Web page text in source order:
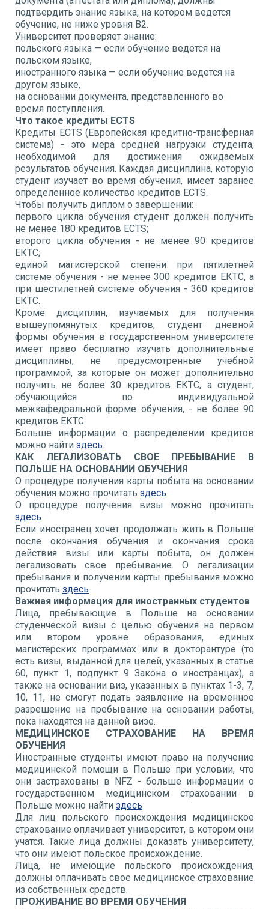
подтвердить знание языка, на котором ведется
обучение, не ниже уровня B2.
Университет проверяет знание:
польского языка — если обучение ведется на
польском языке,
иностранного языка — если обучение ведется на
другом языке,
на основании документа, представленного во
время поступления.
Что такое кредиты ECTS
Кредиты ECTS (Европейская кредитно-трансферная
система) - это мера средней нагрузки студента,
необходимой для достижения ожидаемых
результатов обучения. Каждая дисциплина, которую
студент изучает во время обучения, имеет заранее
определенное количество кредитов ECTS.
Чтобы получить диплом о завершении:
первого цикла обучения студент должен получить
не менее 180 кредитов ECTS;
второго цикла обучения - не менее 90 кредитов
ЕКТС;
единой магистерской степени при пятилетней
системе обучения - не менее 300 кредитов ЕКТС, а
при шестилетней системе обучения - 360 кредитов
ЕКТС.
Кроме дисциплин, изучаемых для получения
вышеупомянутых кредитов, студент дневной
формы обучения в государственном университете
имеет право бесплатно изучать дополнительные
дисциплины, не предусмотренные учебной
программой, за которые он может дополнительно
получить не более 30 кредитов ЕКТС, а студент,
обучающийся по индивидуальной
межкафедральной форме обучения, - не более 90
кредитов ЕКТС.
Больше информации о распределении кредитов
можно найти здесь.
КАК ЛЕГАЛИЗОВАТЬ СВОЕ ПРЕБЫВАНИЕ В
ПОЛЬШЕ НА ОСНОВАНИИ ОБУЧЕНИЯ
О процедуре получения карты побыта на основании
обучения можно прочитать здесь
О процедуре получения визы можно прочитать
здесь
Если иностранец хочет продолжать жить в Польше
после окончания обучения и окончания срока
действия визы или карты побыта, он должен
легализовать свое пребывание. О легализации
пребывания и получении карты пребывания можно
прочитать здесь
Важная информация для иностранных студентов
Лица, пребывающие в Польше на основании
студенческой визы с целью обучения на первом
или втором уровне образования, единых
магистерских программах или в докторантуре (то
есть визы, выданной для целей, указанных в статье
60, пункт 1, подпункт 9 Закона о иностранцах), а
также на основании виз, указанных в пунктах 1-3, 7,
10, 11, не смогут подать заявление на временное
разрешение на пребывание на основании работы,
пока находятся на данной визе.
МЕДИЦИНСКОЕ СТРАХОВАНИЕ НА ВРЕМЯ
ОБУЧЕНИЯ
Иностранные студенты имеют право на получение
медицинской помощи в Польше при условии, что
они застрахованы в NFZ - больше информации о
государственном медицинском страховании в
Польше можно найти здесь
Для лиц польского происхождения медицинское
страхование оплачивает университет, в котором они
учатся. Такие лица должны доказать университету,
что они имеют польское происхождение.
Лица, не имеющие польского происхождения,
должны оплачивать свое медицинское страхование
из собственных средств.
ПРОЖИВАНИЕ ВО ВРЕМЯ ОБУЧЕНИЯ